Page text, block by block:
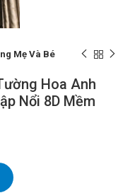
Mẹ Và Bé
Hoa Anh
Nổi 8D Mềm